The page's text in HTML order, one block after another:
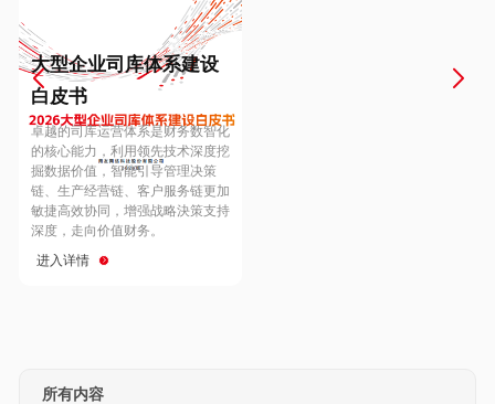
Europe
Hungary
Hong Kong
大型企业司库体系建设
白皮书
卓越的司库运营体系是财务数智化
的核心能力，利用领先技术深度挖
掘数据价值，智能引导管理决策
链、生产经营链、客户服务链更加
敏捷高效协同，增强战略決策支持
深度，走向价值财务。
进入详情
所有内容